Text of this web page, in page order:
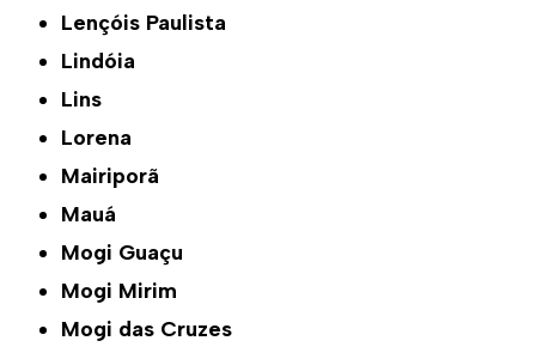
Lençóis Paulista
Lindóia
Lins
Lorena
Mairiporã
Mauá
Mogi Guaçu
Mogi Mirim
Mogi das Cruzes